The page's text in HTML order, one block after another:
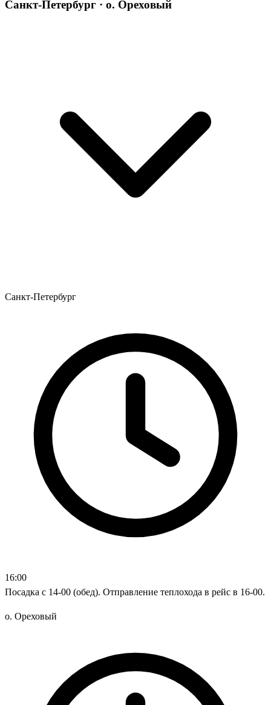
Санкт-Петербург · о. Ореховый
Санкт-Петербург
16:00
Посадка с 14-00 (обед). Отправление теплохода в рейс в 16-00.
о. Ореховый